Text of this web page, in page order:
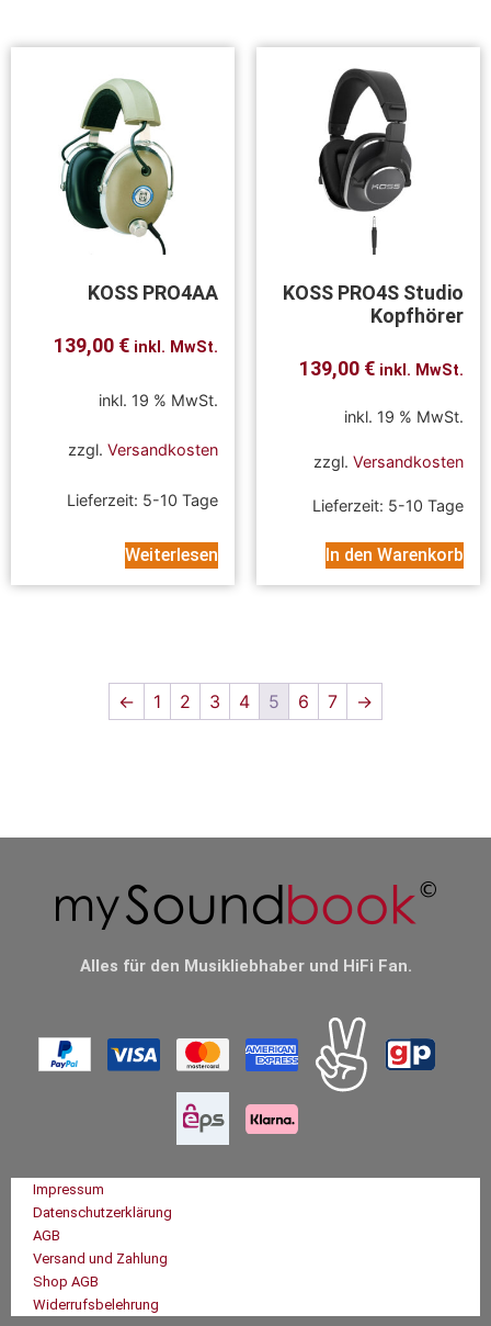
KOSS PRO4AA
139,00 € inkl. MwSt.
inkl. 19 % MwSt.
zzgl. Versandkosten
Lieferzeit: 5-10 Tage
Weiterlesen
KOSS PRO4S Studio
Kopfhörer
139,00 € inkl. MwSt.
inkl. 19 % MwSt.
zzgl. Versandkosten
Lieferzeit: 5-10 Tage
In den Warenkorb
← 1 2 3 4 5 6 7 →
Alles für den Musikliebhaber und HiFi Fan.
Impressum
Datenschutzerklärung
AGB
Versand und Zahlung
Shop AGB
Widerrufsbelehrung